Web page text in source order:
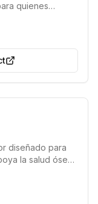
quienes
naturales
diseñado para
la salud ósea
la rigidez
permitiendo